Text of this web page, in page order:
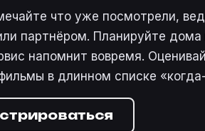
что уже посмотрели,
партнёром. Планируйте дома
напомнит вовремя.
в длинном списке